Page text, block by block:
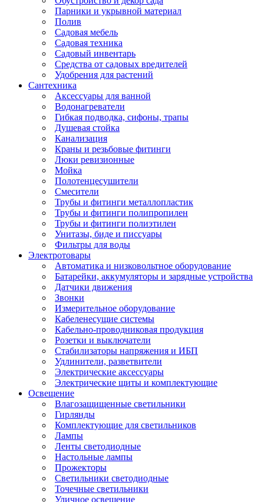
Парники и укрывной материал
Полив
Садовая мебель
Садовая техника
Садовый инвентарь
Средства от садовых вредителей
Удобрения для растений
Сантехника
Аксессуары для ванной
Водонагреватели
Гибкая подводка, сифоны, трапы
Душевая стойка
Канализация
Краны и резьбовые фитинги
Люки ревизионные
Мойка
Полотенцесушители
Смесители
Трубы и фитинги металлопластик
Трубы и фитинги полипропилен
Трубы и фитинги полиэтилен
Унитазы, биде и писсуары
Фильтры для воды
Электротовары
Автоматика и низковольтное оборудование
Батарейки, аккумуляторы и зарядные устройства
Датчики движения
Звонки
Измерительное оборудование
Кабеленесущие системы
Кабельно-проводниковая продукция
Розетки и выключатели
Стабилизаторы напряжения и ИБП
Удлинители, разветвители
Электрические аксессуары
Электрические щиты и комплектующие
Освещение
Влагозащищенные светильники
Гирлянды
Комплектующие для светильников
Лампы
Ленты светодиодные
Настольные лампы
Прожекторы
Светильники светодиодные
Точечные светильники
Уличное освещение